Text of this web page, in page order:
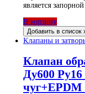
является
В корзину
Добавить в список
Клапаны и
Клапан
Ду600
чуг+EPDM